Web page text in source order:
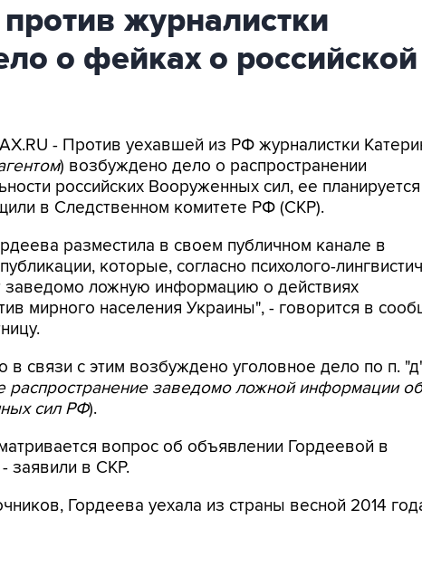
журналистки
о фейках о российской
- Против уехавшей из РФ журналистки
) возбуждено дело о распространении
российских Вооруженных сил, ее планируется
в Следственном комитете РФ (СКР).
разместила в своем публичном канале в
которые, согласно психолого-
заведомо ложную информацию о действиях
мирного населения Украины", - говорится в
в связи с этим возбуждено уголовное дело по п.
распространение заведомо ложной информации об
сил РФ).
вопрос об объявлении Гордеевой в
заявили в СКР.
Гордеева уехала из страны весной 2014